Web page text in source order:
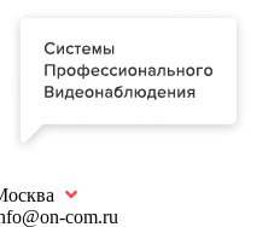
com.ru